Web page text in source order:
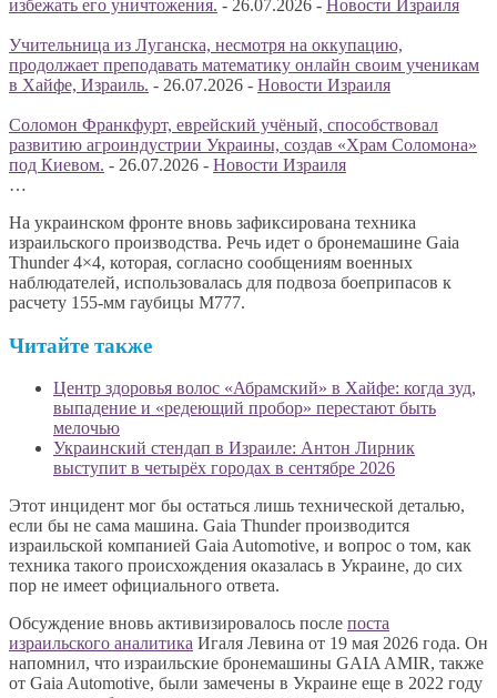
избежать его уничтожения. - 26.07.2026 - Новости Израиля
Учительница из Луганска, несмотря на оккупацию,
продолжает преподавать математику онлайн своим ученикам
в Хайфе, Израиль. - 26.07.2026 - Новости Израиля
Соломон Франкфурт, еврейский учёный, способствовал
развитию агроиндустрии Украины, создав «Храм Соломона»
под Киевом. - 26.07.2026 - Новости Израиля
…
На украинском фронте вновь зафиксирована техника
израильского производства. Речь идет о бронемашине Gaia
Thunder 4×4, которая, согласно сообщениям военных
наблюдателей, использовалась для подвоза боеприпасов к
расчету 155-мм гаубицы M777.
Читайте также
Центр здоровья волос «Абрaмский» в Хайфе: когда зуд,
выпадение и «редеющий пробор» перестают быть
мелочью
Украинский стендап в Израиле: Антон Лирник
выступит в четырёх городах в сентябре 2026
Этот инцидент мог бы остаться лишь технической деталью,
если бы не сама машина. Gaia Thunder производится
израильской компанией Gaia Automotive, и вопрос о том, как
техника такого происхождения оказалась в Украине, до сих
пор не имеет официального ответа.
Обсуждение вновь активизировалось после поста
израильского аналитика Игаля Левина от 19 мая 2026 года. Он
напомнил, что израильские бронемашины GAIA AMIR, также
от Gaia Automotive, были замечены в Украине еще в 2022 году